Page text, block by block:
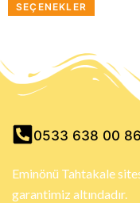
SEÇENEKLER
0533 638 00 86
Eminönü Tahtakale
garantimiz altındadır.